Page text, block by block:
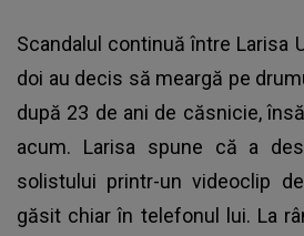
Scandalul continuă între Larisa
doi au decis să meargă pe
după 23 de ani de căsnicie,
acum. Larisa spune că a
solistului printr-un videoclip
găsit chiar în telefonul lui. La